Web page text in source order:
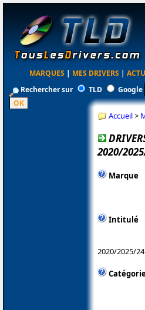
MARQUES | MES DRIVERS |
Rechercher sur
TLD Google
Accueil>
2020/
Marque
Intitulé
2020/2025/